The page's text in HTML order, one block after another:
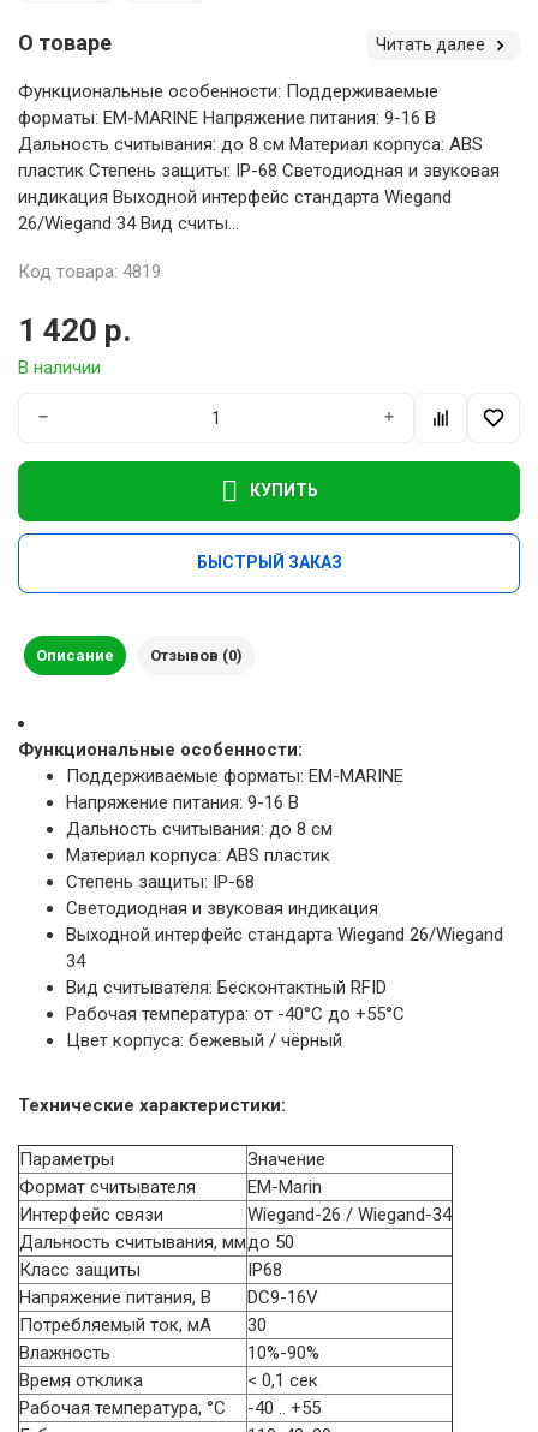
О товаре Читать далее
Функциональные особенности: Поддерживаемые
форматы: EM-MARINE Напряжение питания: 9-16 В
Дальность считывания: до 8 см Материал корпуса: ABS
пластик Степень защиты: IP-68 Светодиодная и звуковая
индикация Выходной интерфейс стандарта Wiegand
26/Wiegand 34 Вид считы...
Код товара: 4819
1 420 р.
В наличии
− +
КУПИТЬ
БЫСТРЫЙ ЗАКАЗ
Описание Отзывов (0)
Функциональные особенности:
Поддерживаемые форматы: EM-MARINE
Напряжение питания: 9-16 В
Дальность считывания: до 8 см
Материал корпуса: ABS пластик
Степень защиты: IP-68
Светодиодная и звуковая индикация
Выходной интерфейс стандарта Wiegand 26/Wiegand
34
Вид считывателя: Бесконтактный RFID
Рабочая температура: от -40°C до +55°C
Цвет корпуса: бежевый / чёрный
Технические характеристики:
Параметры
Значение
Формат считывателя
EM-Marin
Интерфейс связи
Wiegand-26 / Wiegand-34
Дальность считывания, ммдо 50
Класс защиты
IP68
Напряжение питания, В
DC9-16V
Потребляемый ток, мА
30
Влажность
10%-90%
Время отклика
< 0,1 сек
Рабочая температура, °C
-40 .. +55